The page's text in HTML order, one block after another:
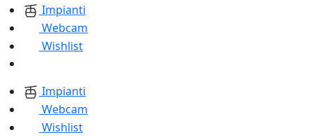
Impianti
Webcam
Wishlist
Impianti
Webcam
Wishlist